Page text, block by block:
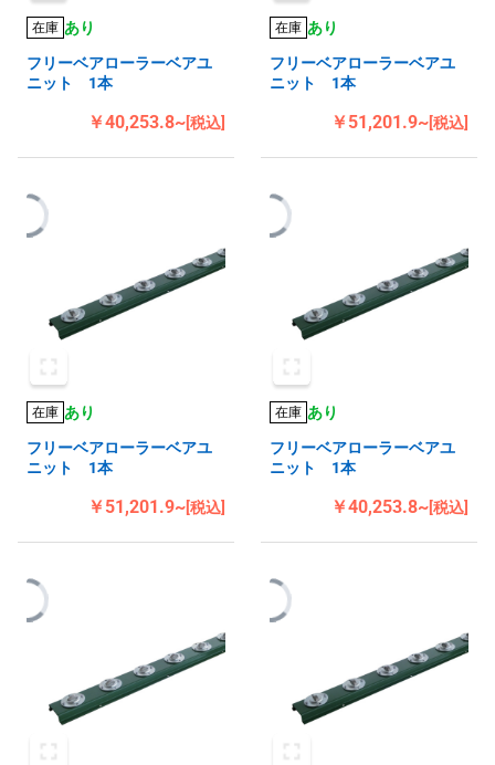
在庫 あり
フリーベアローラーベアユ
ニット 1本
￥40,253.8~[税込]
在庫 あり
フリーベアローラーベアユ
ニット 1本
￥51,201.9~[税込]
在庫 あり
フリーベアローラーベアユ
ニット 1本
￥51,201.9~[税込]
在庫 あり
フリーベアローラーベアユ
ニット 1本
￥40,253.8~[税込]